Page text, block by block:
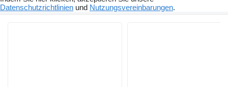
Datenschutzrichtlinien und Nutzungsvereinbarungen.